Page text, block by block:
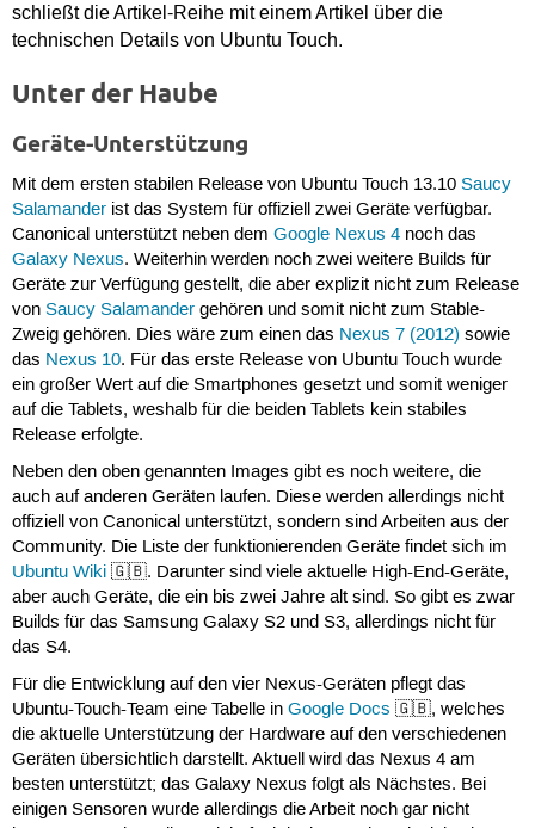
schließt die Artikel-Reihe mit einem Artikel über die
technischen Details von Ubuntu Touch.
Unter der Haube
Geräte-Unterstützung
Mit dem ersten stabilen Release von Ubuntu Touch 13.10 Saucy
Salamanderist das System für offiziell zwei Geräte verfügbar.
Canonical unterstützt neben dem Google Nexus 4noch das
Galaxy Nexus. Weiterhin werden noch zwei weitere Builds für
Geräte zur Verfügung gestellt, die aber explizit nicht zum Release
von Saucy Salamandergehören und somit nicht zum Stable-
Zweig gehören. Dies wäre zum einen das Nexus 7 (2012) sowie
das Nexus 10. Für das erste Release von Ubuntu Touch wurde
ein großer Wert auf die Smartphones gesetzt und somit weniger
auf die Tablets, weshalb für die beiden Tablets kein stabiles
Release erfolgte.
Neben den oben genannten Images gibt es noch weitere, die
auch auf anderen Geräten laufen. Diese werden allerdings nicht
offiziell von Canonical unterstützt, sondern sind Arbeiten aus der
Community. Die Liste der funktionierenden Geräte findet sich im
Ubuntu Wiki🇬🇧. Darunter sind viele aktuelle High-End-Geräte,
aber auch Geräte, die ein bis zwei Jahre alt sind. So gibt es zwar
Builds für das Samsung Galaxy S2 und S3, allerdings nicht für
das S4.
Für die Entwicklung auf den vier Nexus-Geräten pflegt das
Ubuntu-Touch-Team eine Tabelle in Google Docs 🇬🇧, welches
die aktuelle Unterstützung der Hardware auf den verschiedenen
Geräten übersichtlich darstellt. Aktuell wird das Nexus 4 am
besten unterstützt; das Galaxy Nexus folgt als Nächstes. Bei
einigen Sensoren wurde allerdings die Arbeit noch gar nicht